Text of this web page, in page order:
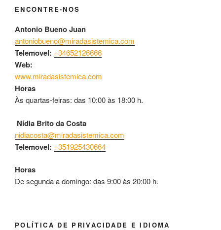
ENCONTRE-NOS
Antonio Bueno Juan
antoniobueno@miradasistemica.com
Telemovel: +34652126666
Web:
www.miradasistemica.com
Horas
Às quartas-feiras: das 10:00 às 18:00 h.
Nídia Brito da Costa
nidiacosta@miradasistemica.com
Telemovel: +351925430664
Horas
De segunda a domingo: das 9:00 às 20:00 h.
POLÍTICA DE PRIVACIDADE E IDIOMA